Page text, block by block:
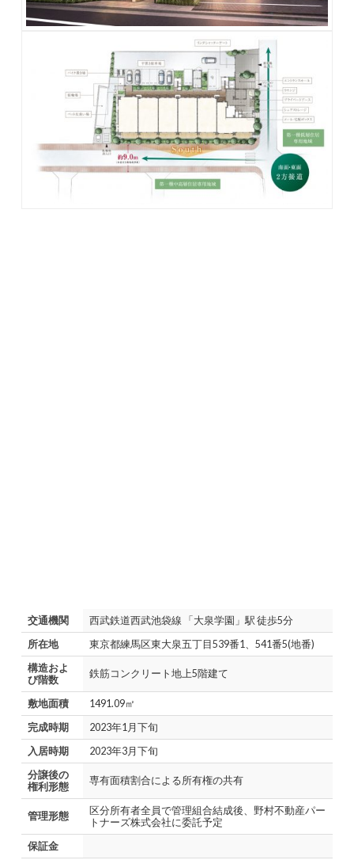
交通機関
西武鉄道西武池袋線 「大泉学園」駅 徒歩5分
所在地
東京都練馬区東大泉五丁目539番1、541番5(地番)
構造およ
び階数
鉄筋コンクリート地上5階建て
敷地面積
1491.09㎡
完成時期
2023年1月下旬
入居時期
2023年3月下旬
分譲後の
権利形態
専有面積割合による所有権の共有
管理形態
区分所有者全員で管理組合結成後、野村不動産パー
トナーズ株式会社に委託予定
保証金